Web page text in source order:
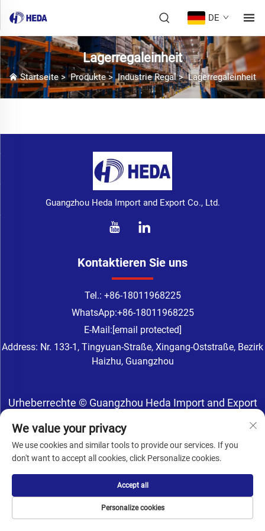
DE
Lagerregaleinheit
Startseite>Produkte>Industrie Regal>Lagerregaleinheit
Guangzhou Heda Import and Export Co., Ltd.
Kontaktieren Sie uns
Tel.: +86-18011968225
WhatsApp:+86-18011968225
E-Mail:[email protected]
Address: Nr. 133-1, Tingyuan-Straße, Xingang-Oststraße, Bezirk
Haizhu, Guangzhou
Urheberrechte © Guangzhou Heda Import and Export
Datenschutzrichtlinie
We value your privacy
We use cookies and similar tools to provide our services. If you
don't want to accept all cookies, click Personalize cookies.
Personalize cookies
Accept all